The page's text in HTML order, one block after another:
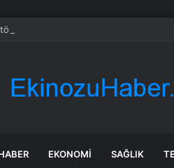
Motosiklet Kazası
EKONOMI SAĞLIK